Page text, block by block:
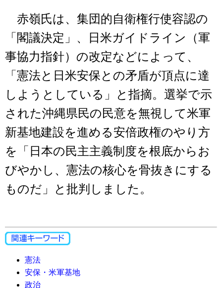
赤嶺氏は、集団的自衛権行使容認の
「閣議決定」、日米ガイドライン（軍
事協力指針）の改定などによって、
「憲法と日米安保との矛盾が頂点に達
しようとしている」と指摘。選挙で示
された沖縄県民の民意を無視して米軍
新基地建設を進める安倍政権のやり方
を「日本の民主主義制度を根底からお
びやかし、憲法の核心を骨抜きにする
ものだ」と批判しました。
憲法
安保・米軍基地
政治